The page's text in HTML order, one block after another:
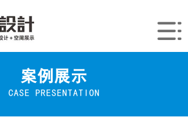
案例展示
CASE PRESENTATION